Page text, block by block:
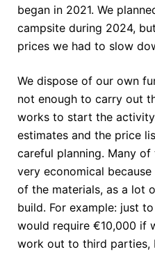
began in 2021. We
campsite during 2024,
prices we had to slow
We dispose of our own
not enough to carry out
works to start the
estimates and the price
careful planning. Many
very economical
of the materials, as a lot
build. For example: just
would require €10,000 if
work out to third parties,